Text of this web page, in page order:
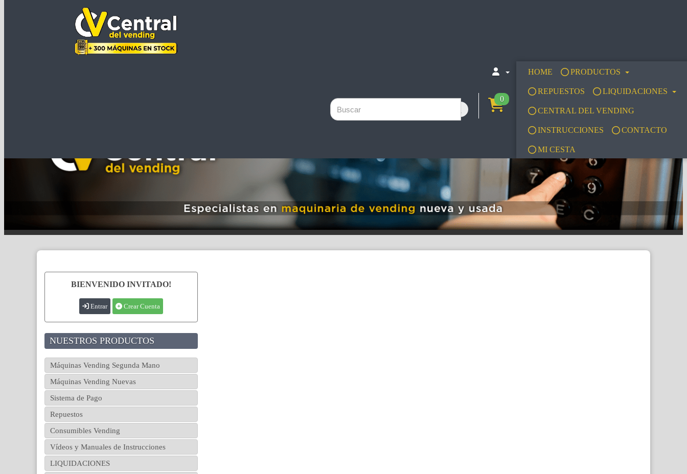
0
HOME PRODUCTOS
REPUESTOS LIQUIDACIONES
CENTRAL DEL VENDING
INSTRUCCIONES CONTACTO
MI CESTA
BIENVENIDO INVITADO!
Entrar Crear Cuenta
NUESTROS PRODUCTOS
Máquinas Vending Segunda Mano
Máquinas Vending Nuevas
Sistema de Pago
Repuestos
Consumibles Vending
Vídeos y Manuales de Instrucciones
LIQUIDACIONES